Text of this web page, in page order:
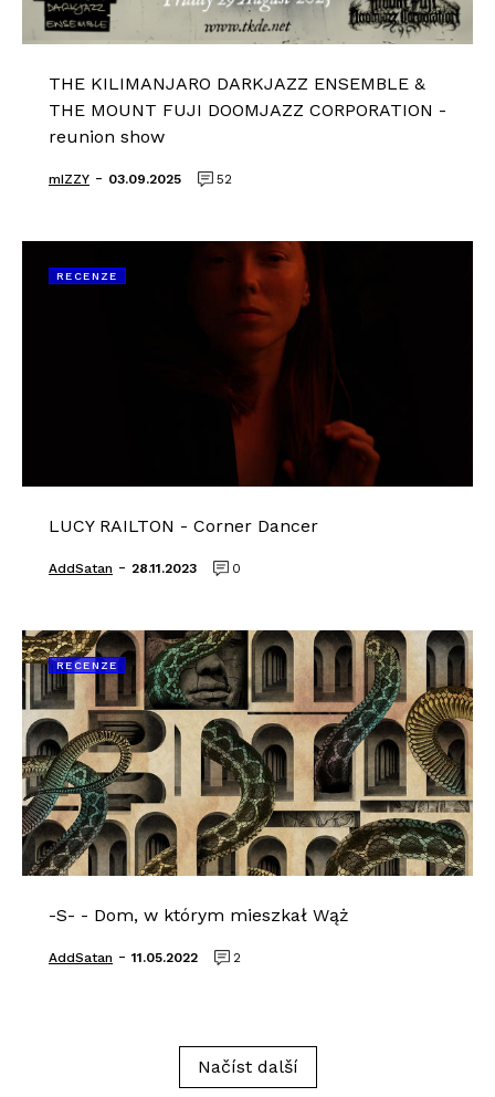
THE KILIMANJARO DARKJAZZ ENSEMBLE &
THE MOUNT FUJI DOOMJAZZ CORPORATION -
reunion show
mIZZY - 03.09.2025 52
RECENZE
LUCY RAILTON - Corner Dancer
AddSatan - 28.11.2023 0
RECENZE
-S- - Dom, w którym mieszkał Wąż
AddSatan - 11.05.2022 2
Načíst další